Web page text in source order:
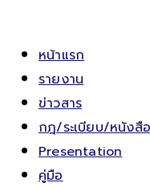
หน้าแรก
รายงาน
ข่าวสาร
กฎ/ระเบียบ/หนังสือ
Presentation
คู่มือ